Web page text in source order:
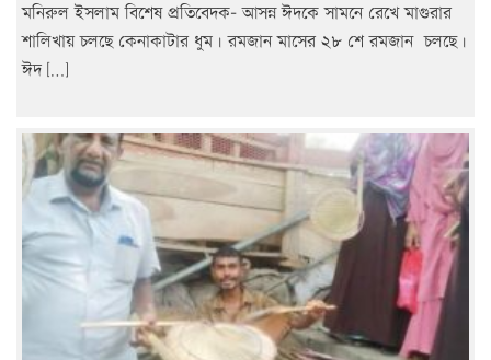
মনিরুল ইসলাম বিশেষ প্রতিবেদক- আসন্ন ঈদকে সামনে রেখে মাগুরার
শালিখায় চলছে কেনাকাটার ধুম। রমজান মাসের ২৮ শে রমজান চলছে।
ঈদ […]